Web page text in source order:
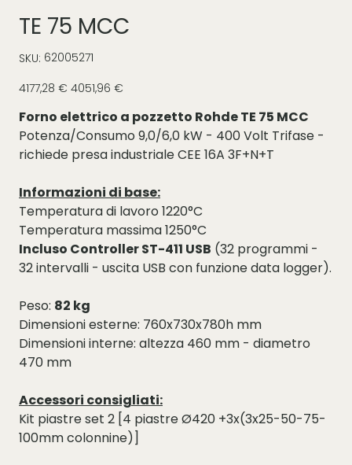
TE 75 MCC
SKU: SKU
62005271
62005271
Prezzo
originale
4177,28 €
Prezzo
scontato
4051,96 €
Forno elettrico a pozzetto Rohde TE 75 MCC
Potenza/Consumo 9,0/6,0 kW - 400 Volt Trifase -
richiede presa industriale CEE 16A 3F+N+T
Informazioni di base:
Temperatura di lavoro 1220°C
Temperatura massima 1250°C
Incluso Controller ST-411 USB (32 programmi -
32 intervalli - uscita USB con funzione data logger).
Peso: 82 kg
Dimensioni esterne: 760x730x780h mm
Dimensioni interne: altezza 460 mm - diametro
470 mm
Accessori consigliati:
Kit piastre set 2 [4 piastre Ø420 +3x(3x25-50-75-
100mm colonnine)]